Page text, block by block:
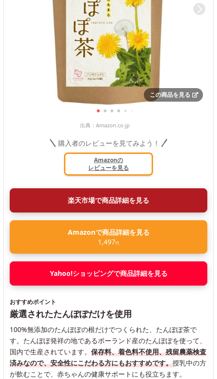
この商品を見る
出典： Amazon.co.jp
購入者のレビューを見てみよう！
Amazonの
レビューを見る
楽天市場で商品詳細を見る
Amazonで商品詳細を見る
1,497円
Yahoo!ショッピングで商品詳細を見る
おすすめポイント
厳選されたたんぽぽだけを使用
100%無添加のたんぽぽの根だけでつくられた、たんぽぽ茶で
す。たんぽぽ発祥の地であるポーランド産のたんぽぽを使って、
国内で生産されています。 保存料、着色料不使用、残留農薬検査
済みなので、安全性にこだわる方にもおすすめです。授乳中の方
が飲むことで、赤ちゃんの健康サポートにも役立ちます。